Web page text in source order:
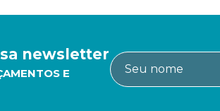
newsletter
E